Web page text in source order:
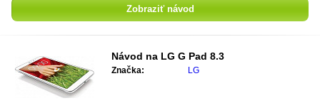
Zobraziť návod
Návod na LG G Pad 8.3
Značka: LG